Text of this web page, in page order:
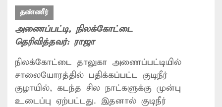
தண்ணீர்
அணைப்பட்டி, நிலக்கோட்டை
தெரிவித்தவர்: ராஜா
நிலக்கோட்டை தாலுகா அணைப்பட்டியில்
சாலையோரத்தில் பதிக்கப்பட்ட குடிநீர்
குழாயில், கடந்த சில நாட்களுக்கு முன்பு
உடைப்பு ஏற்பட்டது. இதனால் குடிநீர்